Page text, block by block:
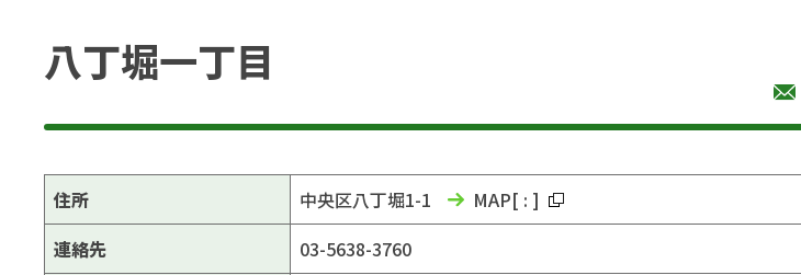
八丁堀一丁目
住所 中央区八丁堀1-1 MAP[ : ]
連絡先
03-5638-3760